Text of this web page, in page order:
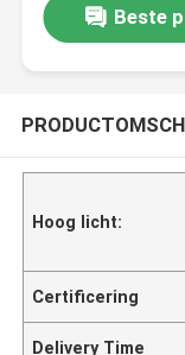
Beste
Hoog licht:
Certificering
Delivery Time